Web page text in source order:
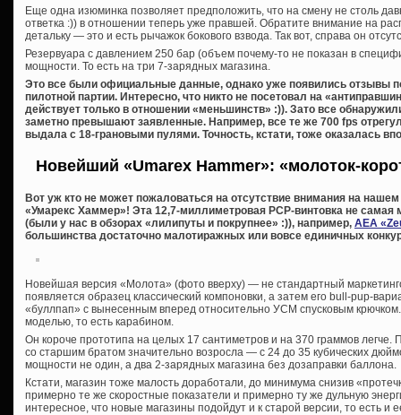
Еще одна изюминка позволяет предположить, что на смену не столь
ответка :)) в отношении теперь уже правшей. Обратите внимание на
детальку — это и есть рычажок бокового взвода. Так вот, справа он
Резервуара с давлением 250 бар (объем почему-то не показан в
мощности. То есть на три 7-зарядных магазина.
Это все были официальные данные, однако уже появились отзывы
пилотной партии. Интересно, что никто не посетовал на
действует только в отношении «меньшинств» :)). Зато все
заметно превышают заявленные. Например, все те же 700 fps
выдала с 18-грановыми пулями. Точность, кстати, тоже оказалась
Новейший «Umarex Hammer»: «молоток-
Вот уж кто не может пожаловаться на отсутствие внимания на нашем
«Умарекс Хаммер»! Эта 12,7-миллиметровая PCP-винтовка не самая
(были у нас в обзорах «лилипуты и покрупнее» :)), например, AEA
большинства достаточно малотиражных или вовсе единичных
Новейшая версия «Молота» (фото вверху) — не стандартный
появляется образец классический компоновки, а затем его bull-pup-
«буллпап» с вынесенным вперед относительно УСМ спусковым
моделью, то есть карабином.
Он короче прототипа на целых 17 сантиметров и на 370 граммов легче.
со старшим братом значительно возросла — с 24 до 35 кубических
мощности не один, а два 2-зарядных магазина без дозаправки баллона.
Кстати, магазин тоже малость доработали, до минимума снизив
примерно те же скоростные показатели и примерно ту же дульную
интересное, что новые магазины подойдут и к старой версии, то есть и